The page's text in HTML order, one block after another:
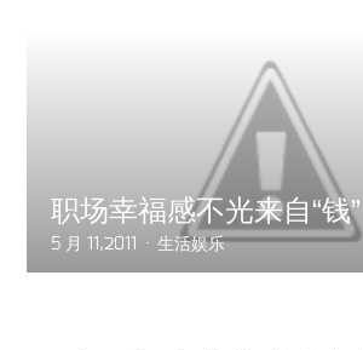
职场幸福感不光来自“钱”
5 月 11,2011 生活娱乐